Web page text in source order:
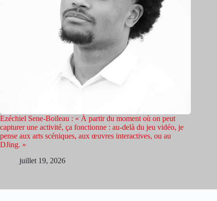
Ezéchiel Sene-Boileau : « À partir du moment où on peut
capturer une activité, ça fonctionne : au-delà du jeu vidéo, je
pense aux arts scéniques, aux œuvres interactives, ou au
DJing. »
juillet 19, 2026